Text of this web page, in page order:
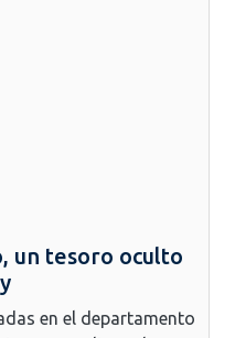
un tesoro oculto
en el departamento